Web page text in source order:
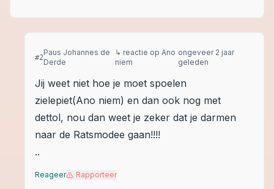
#2
Paus Johannes de
Derde
↳ reactie op Ano
niem
ongeveer 2 jaar
geleden
Jij weet niet hoe je moet spoelen
zielepiet(Ano niem) en dan ook nog met
dettol, nou dan weet je zeker dat je darmen
naar de Ratsmodee gaan!!!!
..
Reageer Rapporteer